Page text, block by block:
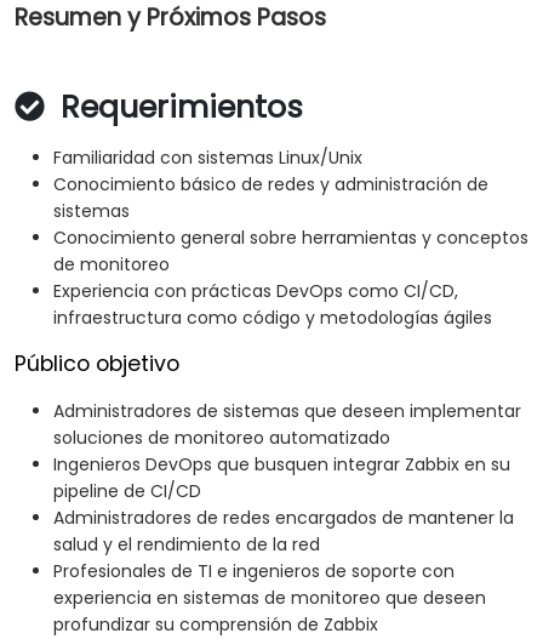
Resumen y Próximos Pasos
Requerimientos
Familiaridad con sistemas Linux/Unix
Conocimiento básico de redes y administración de
sistemas
Conocimiento general sobre herramientas y conceptos
de monitoreo
Experiencia con prácticas DevOps como CI/CD,
infraestructura como código y metodologías ágiles
Público objetivo
Administradores de sistemas que deseen implementar
soluciones de monitoreo automatizado
Ingenieros DevOps que busquen integrar Zabbix en su
pipeline de CI/CD
Administradores de redes encargados de mantener la
salud y el rendimiento de la red
Profesionales de TI e ingenieros de soporte con
experiencia en sistemas de monitoreo que deseen
profundizar su comprensión de Zabbix